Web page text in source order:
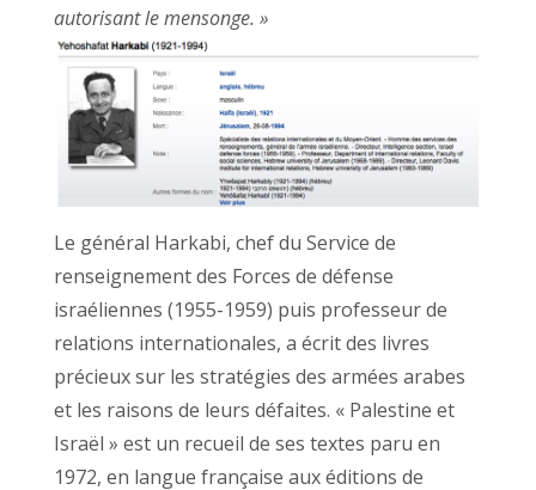
autorisant le mensonge. »
Le général Harkabi, chef du Service de
renseignement des Forces de défense
israéliennes (1955-1959) puis professeur de
relations internationales, a écrit des livres
précieux sur les stratégies des armées arabes
et les raisons de leurs défaites. « Palestine et
Israël » est un recueil de ses textes paru en
1972, en langue française aux éditions de